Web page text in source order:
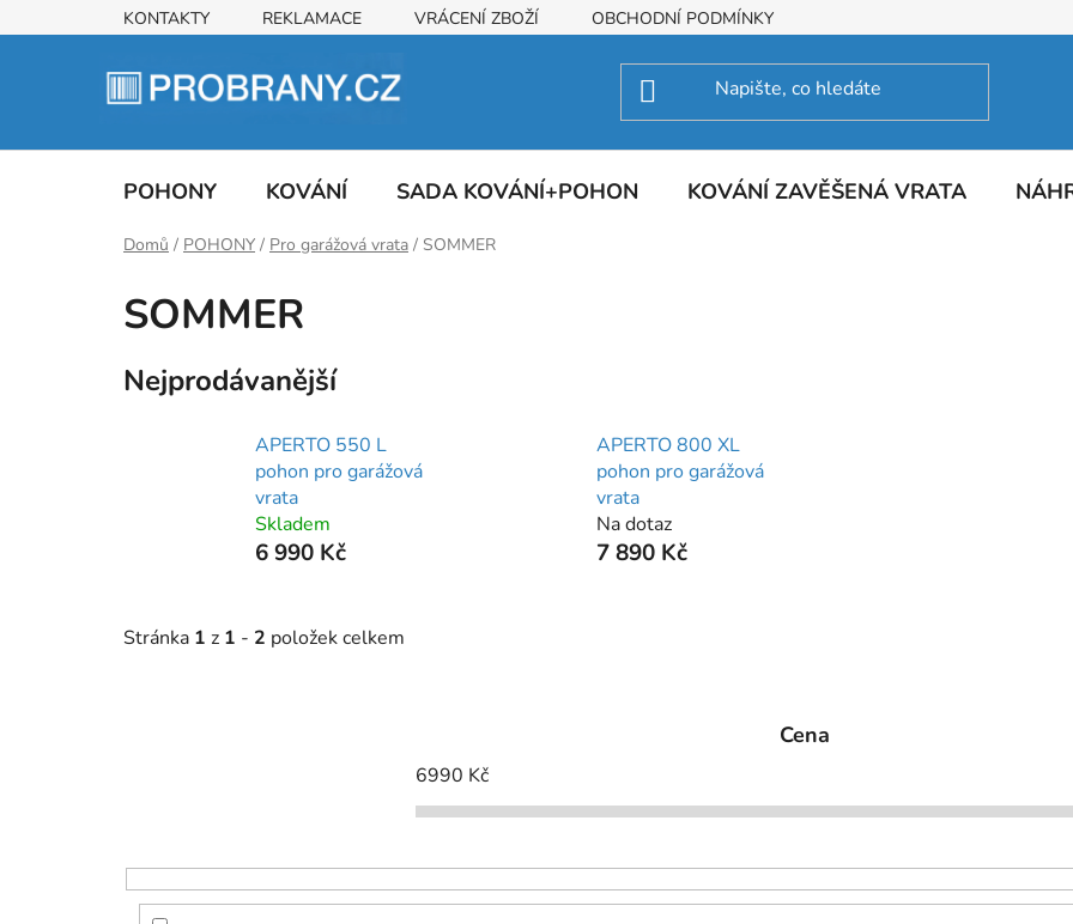
na
KONTAKTY REKLAMACE VRÁCENÍ ZBOŽÍ OBCHODNÍ PODMÍNKY
POHONY KOVÁNÍ SADA KOVÁNÍ+POHON KOVÁNÍ ZAVĚŠENÁ VRATA
Domů / POHONY / Pro garážová vrata / SOMMER
SOMMER
Nejprodávanější
APERTO 550 L
pohon pro garážová
vrata
Skladem
6 990 Kč
APERTO 800 XL
pohon pro garážová
vrata
Na dotaz
7 890 Kč
Stránka 1 z 1 - 2 položek celkem
Cena
6990 Kč